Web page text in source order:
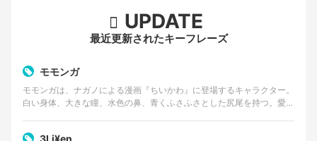
UPDATE
最近更新されたキーフレーズ
モモンガ
モモンガは、ナガノによる漫画『ちいかわ』に登場するキャラクター。
白い身体、大きな瞳、水色の鼻、青くふさふさとした尻尾を持つ。愛ら
3Li¥en